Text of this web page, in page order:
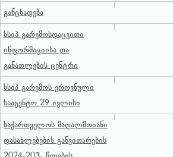
განცხადება
სსიპ გარემოსდაცვითი
ინფორმაციისა და
განათლების ცენტრი
სსიპ გარემოს ეროვნული
სააგენტო 29 ივლისი
საქართველოს მაღალმთიანი
დასახლებების განვითარების